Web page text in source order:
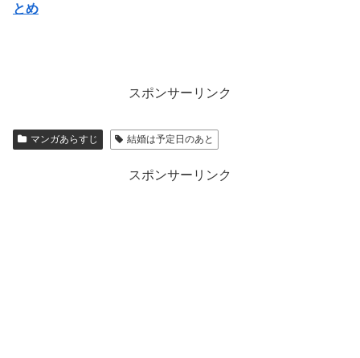
とめ
スポンサーリンク
マンガあらすじ 結婚は予定日のあと
スポンサーリンク